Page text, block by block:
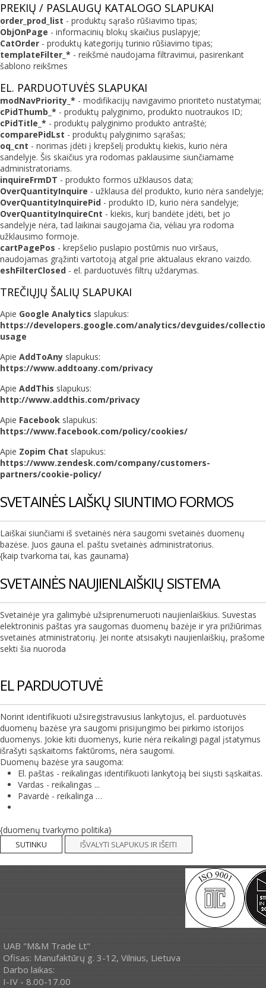
PREKIŲ / PASLAUGŲ KATALOGO SLAPUKAI
order_prod_list - produktų sąrašo rūšiavimo tipas;
ObjOnPage - informacinių blokų skaičius puslapyje;
CatOrder - produktų kategorijų turinio rūšiavimo tipas;
templateFilter_* - reikšmė naudojama filtravimui, pasirenkant
šablono reikšmes
EL. PARDUOTUVĖS SLAPUKAI
modNavPriority_* - modifikacijų navigavimo prioriteto nustatymai;
cPidThumb_* - produktų palyginimo, produkto nuotraukos ID;
cPidTitle_* - produktų palyginimo produkto antraštė;
comparePidLst - produktų palyginimo sąrašas;
oq_cnt - norimas įdėti į krepšelį produktų kiekis, kurio nėra
sandelyje. Šis skaičius yra rodomas paklausime siunčiamame
administratoriams.
inquireFrmDT - produkto formos užklausos data;
OverQuantityInquire - užklausa dėl produkto, kurio nėra sandelyje;
OverQuantityInquirePid - produkto ID, kurio nėra sandelyje;
OverQuantityInquireCnt - kiekis, kurį bandėte įdėti, bet jo
sandelyje nėra, tad laikinai saugojama čia, vėliau yra rodoma
užklausimo formoje.
cartPagePos - krepšelio puslapio postūmis nuo viršaus,
naudojamas grąžinti vartotoją atgal prie aktualaus ekrano vaizdo.
eshFilterClosed - el. parduotuvės filtrų uždarymas.
TREČIŲJŲ ŠALIŲ SLAPUKAI
Apie Google Analytics slapukus:
https://developers.google.com/analytics/devguides/
usage
Apie AddToAny slapukus:
https://www.addtoany.com/privacy
Apie AddThis slapukus:
http://www.addthis.com/privacy
Apie Facebook slapukus:
https://www.facebook.com/policy/cookies/
Apie Zopim Chat slapukus:
https://www.zendesk.com/company/customers-
partners/cookie-policy/
SVETAINĖS LAIŠKŲ SIUNTIMO FORMOS
Laiškai siunčiami iš svetainės nėra saugomi svetainės duomenų
bazėse. Juos gauna el. paštu svetainės administratorius.
{kaip tvarkoma tai, kas gaunama}
SVETAINĖS NAUJIENLAIŠKIŲ SISTEMA
Svetainėje yra galimybė užsiprenumeruoti naujienlaiškius. Suvestas
elektroninis paštas yra saugomas duomenų bazėje ir yra prižiūrimas
svetainės atministratorių. Jei norite atsisakyti naujienlaiškių, prašome
sekti šia nuoroda
EL PARDUOTUVĖ
Norint identifikuoti užsiregistravusius lankytojus, el. parduotuvės
duomenų bazėse yra saugomi prisijungimo bei pirkimo istorijos
duomenys. Jokie kiti duomenys, kurie nėra reikalingi pagal įstatymus
išrašyti sąskaitoms faktūroms, nėra saugomi.
Duomenų bazėse yra saugoma:
El. paštas - reikalingas identifikuoti lankytoją bei siųsti sąskaitas.
Vardas - reikalingas ...
Pavardė - reikalinga …
{duomenų tvarkymo politika}
SUTINKU IŠVALYTI SLAPUKUS IR IŠEITI
UAB "M&M Trade Lt"
Ofisas: Manufaktūrų g. 3-12, Vilnius, Lietuva
Darbo laikas:
I-IV - 8.00-17.00